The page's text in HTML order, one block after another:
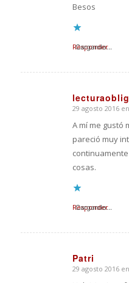
Besos
Cargando...
Responder
Dice:
29 agosto 2016
A mí me gustó
pareció muy
cosas.
Cargando...
Responder
Patri
Dice:
29 agosto 2016